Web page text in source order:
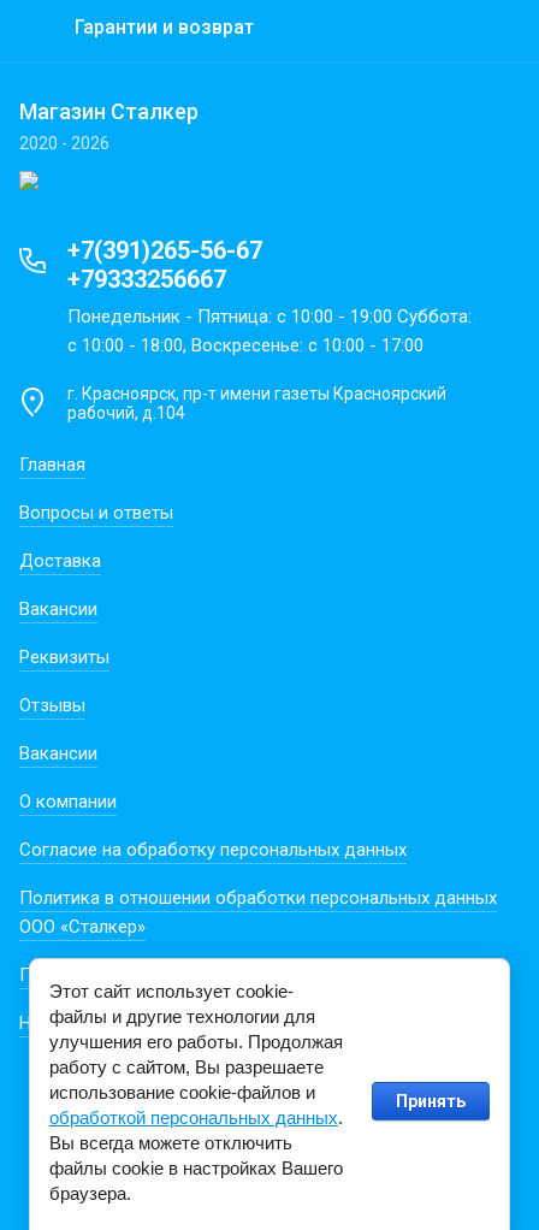
Гарантии и возврат
Магазин Сталкер
2020 - 2026
+7(391)265-56-67
+79333256667
Понедельник - Пятница: с 10:00 - 19:00 Суббота:
с 10:00 - 18:00, Воскресенье: с 10:00 - 17:00
г. Красноярск, пр-т имени газеты Красноярский
рабочий, д.104
Главная
Вопросы и ответы
Доставка
Вакансии
Реквизиты
Отзывы
Вакансии
О компании
Согласие на обработку персональных данных
Политика в отношении обработки персональных данных
ООО «Сталкер»
Пользовательское соглашение
Новости из мира литературы
Этот сайт использует cookie-
файлы и другие технологии для
улучшения его работы. Продолжая
работу с сайтом, Вы разрешаете
использование cookie-файлов и
обработкой персональных данных.
Вы всегда можете отключить
файлы cookie в настройках Вашего
браузера.
Принять